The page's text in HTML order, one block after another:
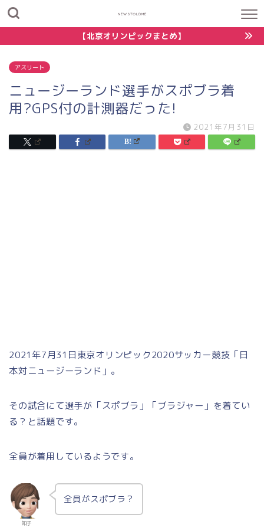
NEWSTOLDME
【北京オリンピックまとめ】
アスリート
ニュージーランド選手がスポブラ着
用?GPS付の計測器だった!
2021年7月31日
2021年7月31日東京オリンピック2020サッカー競技「日
本対ニュージーランド」。
その試合にて選手が「スポブラ」「ブラジャー」を着てい
る？と話題です。
全員が着用しているようです。
知子
全員がスポブラ？